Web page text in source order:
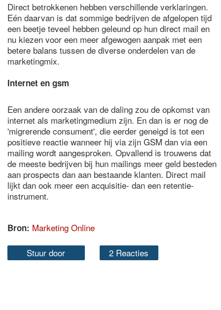
Direct betrokkenen hebben verschillende verklaringen.
Eén daarvan is dat sommige bedrijven de afgelopen tijd
een beetje teveel hebben geleund op hun direct mail en
nu kiezen voor een meer afgewogen aanpak met een
betere balans tussen de diverse onderdelen van de
marketingmix.
Internet en gsm
Een andere oorzaak van de daling zou de opkomst van
internet als marketingmedium zijn. En dan is er nog de
'migrerende consument', die eerder geneigd is tot een
positieve reactie wanneer hij via zijn GSM dan via een
mailing wordt aangesproken. Opvallend is trouwens dat
de meeste bedrijven bij hun mailings meer geld besteden
aan prospects dan aan bestaande klanten. Direct mail
lijkt dan ook meer een acquisitie- dan een retentie-
instrument.
Bron: Marketing Online
Stuur door 2 Reacties